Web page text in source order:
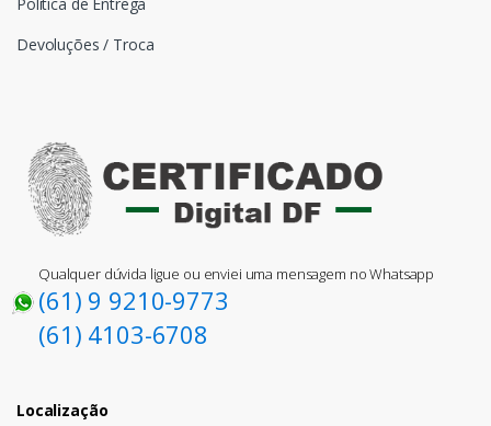
Política de Entrega
Devoluções / Troca
Qualquer dúvida ligue ou enviei uma mensagem no Whatsapp
(61) 9 9210-9773
(61) 4103-6708
Localização